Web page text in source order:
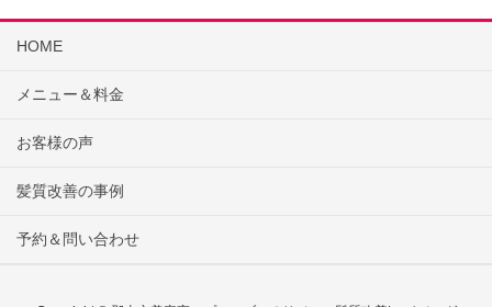
HOME
メニュー＆料金
お客様の声
髪質改善の事例
予約＆問い合わせ